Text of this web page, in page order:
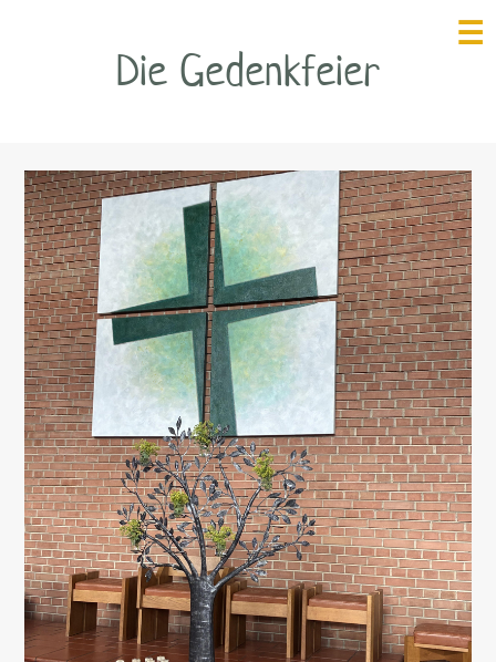
Die Gedenkfeier
INITIATIVE HOSPIZ
KREMS
FÖRDERVEREIN
PALLIATIVTEAM
EHRENAMT
BERICHTE
LEBENS-, STERBE-
& TRAUER­
BEGLEITUNGSKURS
VERANSTALTUNGEN
UND PROJEKTE
RÜCKBLICK
☰